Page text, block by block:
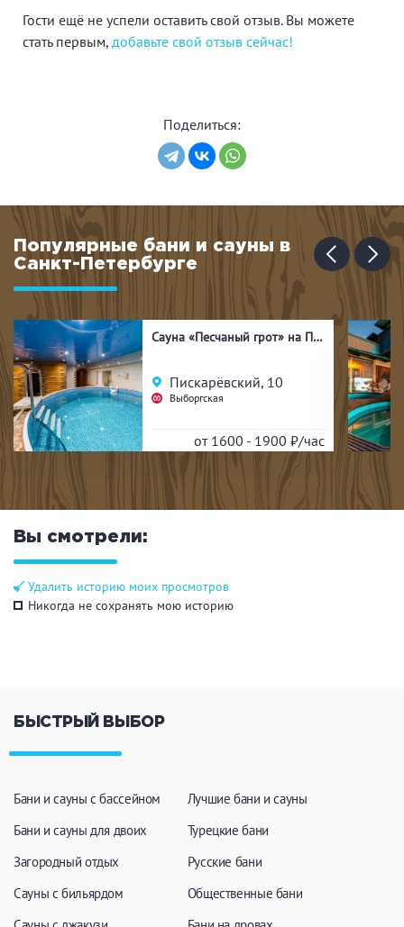
однако всячески поддерживается спортивный настрой
и любовь к здоровому отдыху.
Гости ещё не успели оставить свой отзыв. Вы можете
стать первым, добавьте свой отзыв сейчас!
Поделиться:
Популярные бани и сауны в
Санкт-Петербурге
Сауна «Песчаный грот» на Пискарёвском
Пискарёвский, 10
Выборгская
от 1600 - 1900 ₽/час
Вы смотрели:
Удалить историю моих просмотров
Никогда не сохранять мою историю
БЫСТРЫЙ ВЫБОР
Бани и сауны с бассейном
Бани и сауны для двоих
Загородный отдых
Сауны с бильярдом
Лучшие бани и сауны
Турецкие бани
Русские бани
Общественные бани